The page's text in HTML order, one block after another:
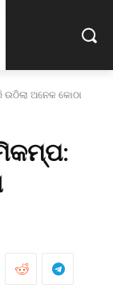
ଅନେକ କୋଠା